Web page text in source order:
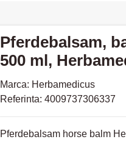
Pferdebalsam,
500 ml,
Marca: Herbamedicus
Referinta: 4009737306337
Pferdebalsam horse balm